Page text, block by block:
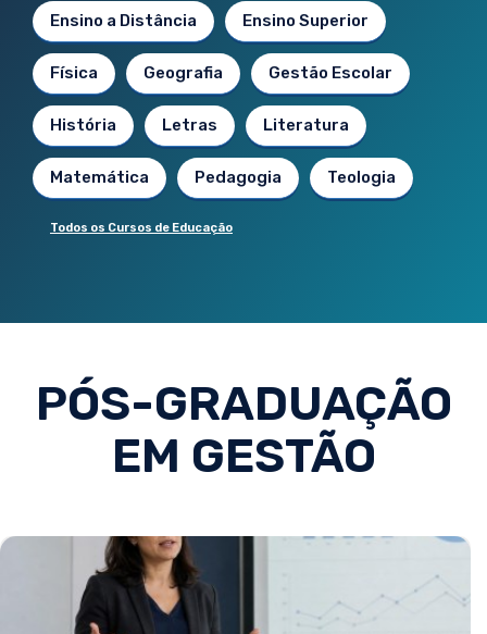
Ensino a Distância Ensino Superior
Física Geografia Gestão Escolar
História Letras Literatura
Matemática Pedagogia Teologia
Todos os Cursos de Educação
PÓS-GRADUAÇÃO
EM GESTÃO